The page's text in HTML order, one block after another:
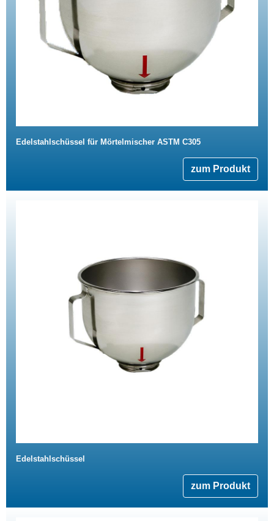
Edelstahlschüssel für Mörtelmischer ASTM C305
zum Produkt
Edelstahlschüssel
zum Produkt